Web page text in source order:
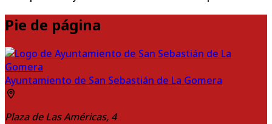
Pie de página
Ayuntamiento de San Sebastián de La Gomera
Plaza de Las Américas, 4